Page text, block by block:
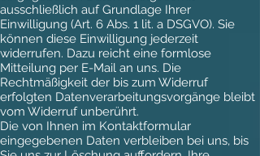
ausschließlich auf Grundlage Ihrer
Einwilligung (Art. 6 Abs. 1 lit. a DSGVO). Sie
können diese Einwilligung jederzeit
widerrufen. Dazu reicht eine formlose
Mitteilung per E-Mail an uns. Die
Rechtmäßigkeit der bis zum Widerruf
erfolgten Datenverarbeitungsvorgänge bleibt
vom Widerruf unberührt.
Die von Ihnen im Kontaktformular
eingegebenen Daten verbleiben bei uns, bis